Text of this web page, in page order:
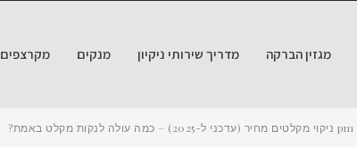
מגזין הברקה מדריך שירותי ניקיון מנקים מקרצפים
ניקוי מקלטים מחיר (עדכני ל-2025) – כמה עולה לנקות מקלט באמת?